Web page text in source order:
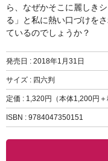
ら、なぜかそこに麗しき
る」と私に熱い口づけを
ているのでしょうか？
発売日 : 2018年1月31日
サイズ : 四六判
定価 : 1,320円（本体1,200円＋
ISBN : 9784047350151